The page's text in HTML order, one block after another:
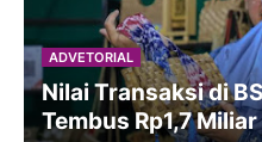
ADVETORIAL
Nilai Transaksi di
Tembus Rp1,7 Miliar